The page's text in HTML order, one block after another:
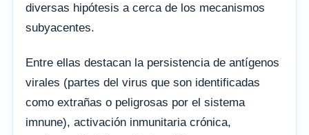
diversas hipótesis a cerca de los mecanismos
subyacentes.
Entre ellas destacan la persistencia de antígenos
virales (partes del virus que son identificadas
como extrañas o peligrosas por el sistema
imnune), activación inmunitaria crónica,